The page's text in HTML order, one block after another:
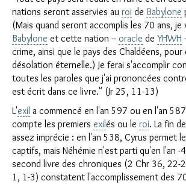
nations seront asservies au roi de Babylone
(Mais quand seront accomplis les 70 ans, je
Babylone et cette nation -- oracle de YHWH
crime, ainsi que le pays des Chaldéens, pour
désolation éternelle.) Je ferai s'accomplir
toutes les paroles que j'ai prononcées
est écrit dans ce livre." (Jr 25, 11-13)
L'exil a commencé en l'an 597 ou en l'an
compte les premiers exilés ou le roi. La fin
assez imprécie : en l'an 538, Cyrus permet
captifs, mais Néhémie n'est parti qu'en l'an -
second livre des chroniques (2 Chr 36, 22-
1, 1-3) constatent l'accomplissement des